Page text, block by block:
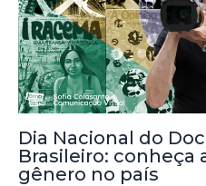
Dia Nacional do
Brasileiro: conheça
gênero no país